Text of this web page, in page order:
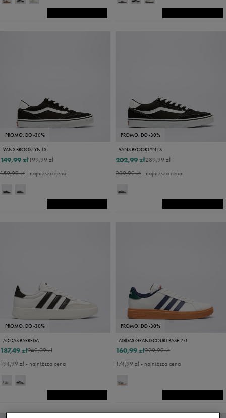
PROMO: DO -30%
VANS BROOKLYN LS
199,99 zł
149,99 zł
159,99 zł- najniższa cena
PROMO: DO -30%
VANS BROOKLYN LS
289,99 zł
202,99 zł
209,99 zł- najniższa cena
PROMO: DO -30%
ADIDAS BARREDA
249,99 zł
187,49 zł
194,99 zł- najniższa cena
PROMO: DO -30%
ADIDAS GRAND COURT BASE 2.0
229,99 zł
160,99 zł
174,99 zł- najniższa cena